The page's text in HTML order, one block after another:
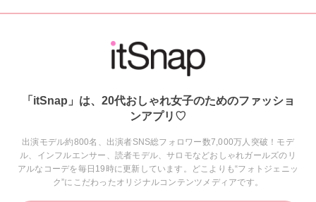
「itSnap」は、20代おしゃれ女子のためのファッショ
ンアプリ♡
出演モデル約800名、出演者SNS総フォロワー数7,000万人突破！モデ
ル、インフルエンサー、読者モデル、サロモなどおしゃれガールズのリ
アルなコーデを毎日19時に更新しています。どこよりも“フォトジェニッ
ク”にこだわったオリジナルコンテンツメディアです。